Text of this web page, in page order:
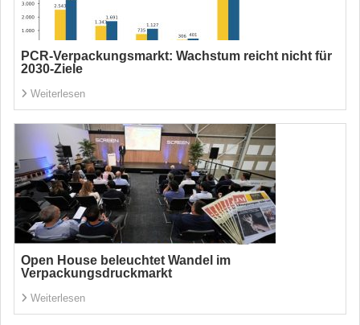
PCR-Verpackungsmarkt: Wachstum reicht nicht für
2030-Ziele
Weiterlesen
Open House beleuchtet Wandel im
Verpackungsdruckmarkt
Weiterlesen